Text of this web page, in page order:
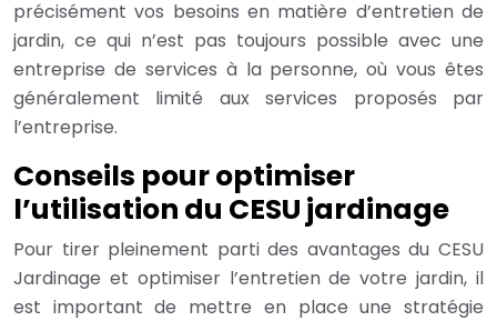
précisément vos besoins en matière d’entretien de
jardin, ce qui n’est pas toujours possible avec une
entreprise de services à la personne, où vous êtes
généralement limité aux services proposés par
l’entreprise.
Conseils pour optimiser
l’utilisation du CESU jardinage
Pour tirer pleinement parti des avantages du CESU
Jardinage et optimiser l’entretien de votre jardin, il
est important de mettre en place une stratégie